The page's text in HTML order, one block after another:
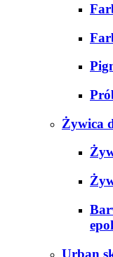
Żywica
Urban